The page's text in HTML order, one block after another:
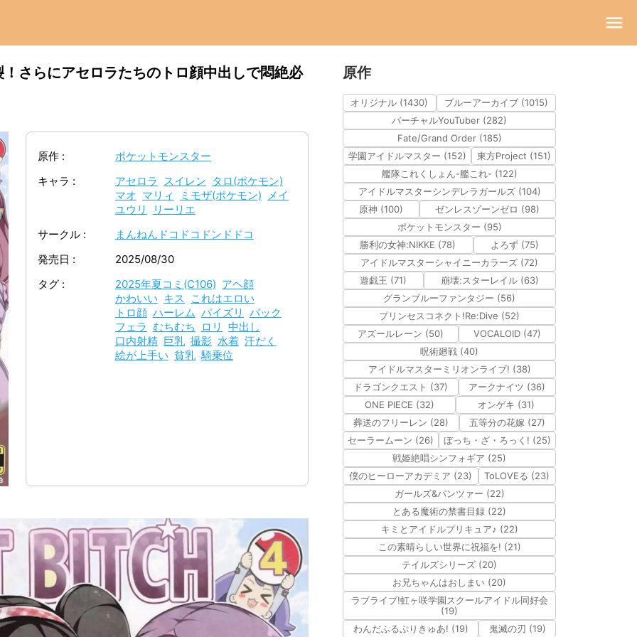
さらにアセロラたちのトロ顔中出しで悶絶必
原作
ポケットモンスター
キャラ
アセロラ スイレン タロ(ポケモン)
マオ マリィ ミモザ(ポケモン) メイ
ユウリ
リーリエ
サークル
まんねんドコドコドンドドコ
発売日
2025/08/30
タグ
2025年夏コミ(C106) アヘ顔
かわいい キス
これはエロい
トロ顔 ハーレム パイズリ
バック
フェラ むちむち ロリ
中出し
口内射精 巨乳 撮影 水着 汗だく
絵が上手い 貧乳 騎乗位
原作
オリジナル (1430)
ブルーアーカイブ (1015)
バーチャルYouTuber (282)
Fate/Grand Order (185)
学園アイドルマスター (152)
東方Project (151)
艦隊これくしょん-艦これ- (122)
アイドルマスターシンデレラガールズ (104)
原神 (100)
ゼンレスゾーンゼロ (98)
ポケットモンスター (95)
勝利の女神:NIKKE (78)
よろず (75)
アイドルマスターシャイニーカラーズ (72)
遊戯王 (71)
崩壊:スターレイル (63)
グランブルーファンタジー (56)
プリンセスコネクト!Re:Dive (52)
アズールレーン (50)
VOCALOID (47)
呪術廻戦 (40)
アイドルマスターミリオンライブ! (38)
ドラゴンクエスト (37)
アークナイツ (36)
ONE PIECE (32)
オンゲキ (31)
葬送のフリーレン (28)
五等分の花嫁 (27)
セーラームーン (26)
ぼっち・ざ・ろっく! (25)
戦姫絶唱シンフォギア (25)
僕のヒーローアカデミア (23)
ToLOVEる (23)
ガールズ&パンツァー (22)
とある魔術の禁書目録 (22)
キミとアイドルプリキュア♪ (22)
この素晴らしい世界に祝福を! (21)
テイルズシリーズ (20)
お兄ちゃんはおしまい (20)
ラブライブ!虹ヶ咲学園スクールアイドル同好会
(19)
わんだふるぷりきゅあ! (19)
鬼滅の刃 (19)